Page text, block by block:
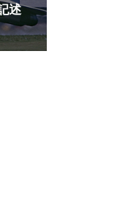
述